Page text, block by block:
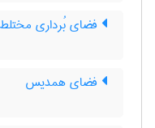
فضای بُرداری
فضای همدیس